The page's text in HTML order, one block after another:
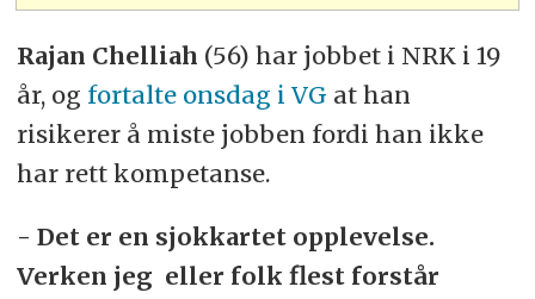
Rajan Chelliah (56) har jobbet i NRK i 19
år, og fortalte onsdag i VG at han
risikerer å miste jobben fordi han ikke
har rett kompetanse.
- Det er en sjokkartet opplevelse.
Verken jeg eller folk flest forstår